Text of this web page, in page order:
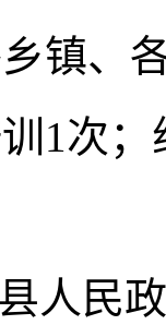
镇、
1次；
人民